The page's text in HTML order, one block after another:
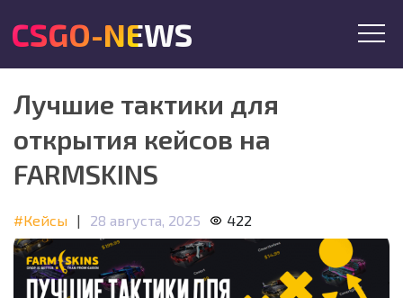
CSGO-NEWS
Лучшие тактики для
открытия кейсов на
FARMSKINS
#Кейсы | 28 августа, 2025 422